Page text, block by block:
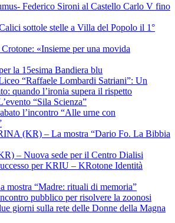
Federico Sironi al Castello Carlo V fino
sottole stelle a Villa del Popolo il 1°
«Insieme per una movida
la 15esima Bandiera blu
“Raffaele Lombardi Satriani”: Un
quando l’ironia supera il rispetto
“Sila Scienza”
l’incontro “Alle urne con
(KR) – La mostra “Dario Fo. La Bibbia
– Nuova sede per il Centro Dialisi
per KRIU – KRotone Identità
mostra “Madre: rituali di memoria”
pubblico per risolvere la zoonosi
giorni sulla rete delle Donne della Magna